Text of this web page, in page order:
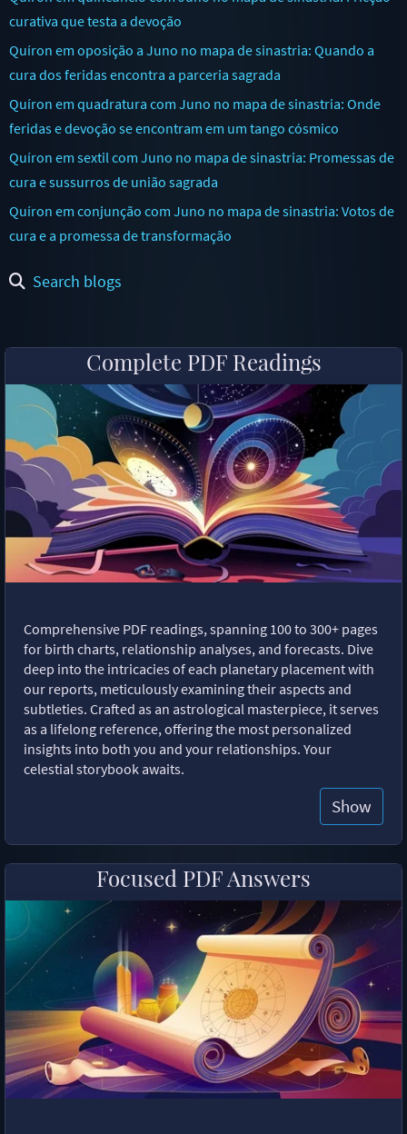
curativa que testa a devoção
Quíron em oposição a Juno no mapa de sinastria: Quando a
cura dos feridas encontra a parceria sagrada
Quíron em quadratura com Juno no mapa de sinastria: Onde
feridas e devoção se encontram em um tango cósmico
Quíron em sextil com Juno no mapa de sinastria: Promessas de
cura e sussurros de união sagrada
Quíron em conjunção com Juno no mapa de sinastria: Votos de
cura e a promessa de transformação
Search blogs
Complete PDF Readings
Comprehensive PDF readings, spanning 100 to 300+ pages
for birth charts, relationship analyses, and forecasts. Dive
deep into the intricacies of each planetary placement with
our reports, meticulously examining their aspects and
subtleties. Crafted as an astrological masterpiece, it serves
as a lifelong reference, offering the most personalized
insights into both you and your relationships. Your
celestial storybook awaits.
Show
Focused PDF Answers